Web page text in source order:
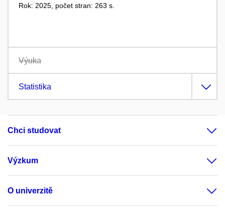
Rok: 2025, počet stran: 263 s.
Výuka
Statistika
Chci studovat
Výzkum
O univerzitě